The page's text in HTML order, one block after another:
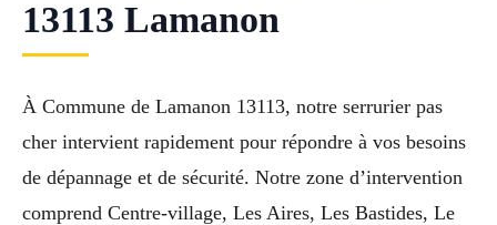
13113 Lamanon
À Commune de Lamanon 13113, notre serrurier pas
cher intervient rapidement pour répondre à vos besoins
de dépannage et de sécurité. Notre zone d’intervention
comprend Centre-village, Les Aires, Les Bastides, Le